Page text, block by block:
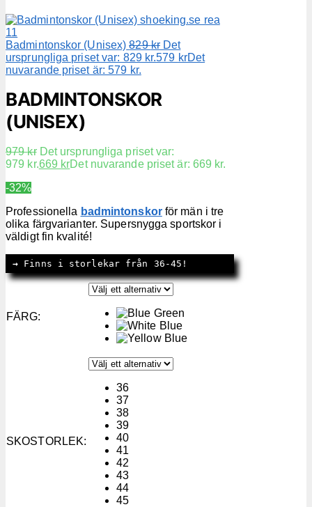
Badmintonskor (Unisex) 829kr Det
ursprungliga priset var: 829 kr.579 krDet
nuvarande priset är: 579 kr.
BADMINTONSKOR
(UNISEX)
979kr Det ursprungliga priset var:
979 kr.669 krDet nuvarande priset är: 669 kr.
-32%
Professionella badmintonskorför män i tre
olika färgvarianter. Supersnygga sportskor i
väldigt fin kvalité!
→ Finns i storlekar från 36-45!
FÄRG:
SKOSTORLEK:
36
37
38
39
40
41
42
43
44
45